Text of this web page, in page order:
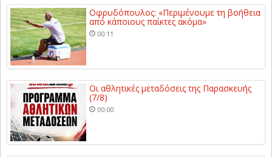
Οφρυδόπουλος: «Περιμένουμε τη βοήθεια
από κάποιους παίκτες ακόμα»
00:11
Οι αθλητικές μεταδόσεις της Παρασκευής
(7/8)
00:00